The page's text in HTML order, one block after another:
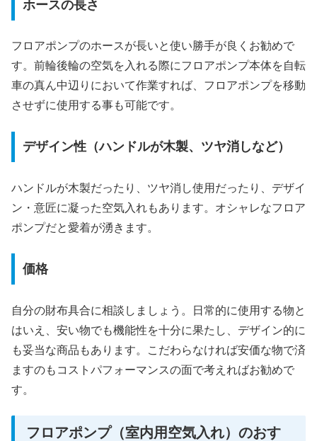
ホースの長さ
フロアポンプのホースが長いと使い勝手が良くお勧めで
す。前輪後輪の空気を入れる際にフロアポンプ本体を自転
車の真ん中辺りにおいて作業すれば、フロアポンプを移動
させずに使用する事も可能です。
デザイン性（ハンドルが木製、ツヤ消しなど）
ハンドルが木製だったり、ツヤ消し使用だったり、デザイ
ン・意匠に凝った空気入れもあります。オシャレなフロア
ポンプだと愛着が湧きます。
価格
自分の財布具合に相談しましょう。日常的に使用する物と
はいえ、安い物でも機能性を十分に果たし、デザイン的に
も妥当な商品もあります。こだわらなければ安価な物で済
ますのもコストパフォーマンスの面で考えればお勧めで
す。
フロアポンプ（室内用空気入れ）のおす